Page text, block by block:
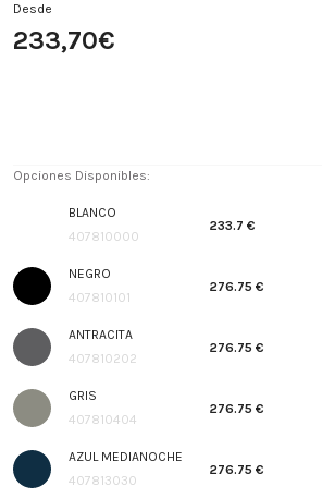
Desde
233,70€
Opciones Disponibles:
BLANCO
407810000
233.7 €
NEGRO
407810101
276.75 €
ANTRACITA
407810202
276.75 €
GRIS
407810404
276.75 €
AZUL MEDIANOCHE
407813030
276.75 €